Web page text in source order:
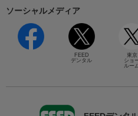
ソーシャルメディア
FEED
デンタル
東京
ショ
ルー